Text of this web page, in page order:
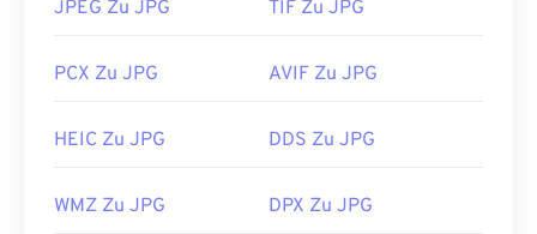
JPEG Zu JPG TIF Zu JPG
PCX Zu JPG AVIF Zu JPG
HEIC Zu JPG DDS Zu JPG
WMZ Zu JPG DPX Zu JPG